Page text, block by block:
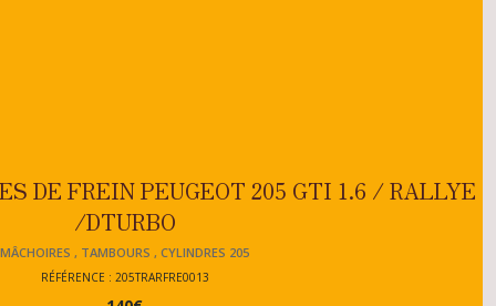
DE FREIN PEUGEOT 205 GTI 1.6 / RALLYE
/DTURBO
MÂCHOIRES , TAMBOURS , CYLINDRES 205
RÉFÉRENCE : 205TRARFRE0013